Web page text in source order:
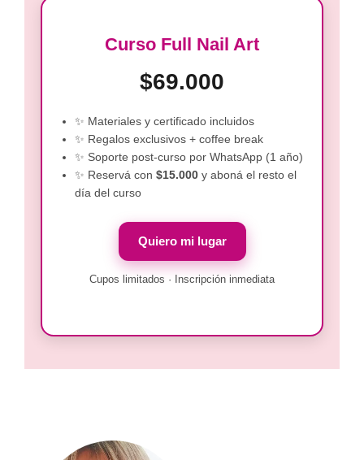
Curso Full Nail Art
$69.000
✨ Materiales y certificado incluidos
✨ Regalos exclusivos + coffee break
✨ Soporte post-curso por WhatsApp (1 año)
✨ Reservá con $15.000 y aboná el resto el
día del curso
Quiero mi lugar
Cupos limitados · Inscripción inmediata